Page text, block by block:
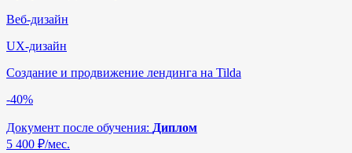
Веб-дизайн
UX-дизайн
Создание и продвижение лендинга на Tilda
-40%
Документ после обучения: Диплом
5 400 ₽/мес.